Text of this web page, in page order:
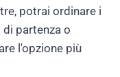
potrai ordinare i
partenza o
l'opzione più